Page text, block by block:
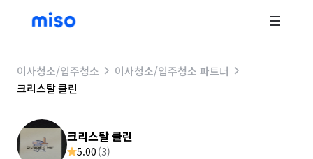
이사청소/입주청소
이사청소/입주청소 파트너
크리스탈 클린
크리스탈 클린
5.00 (3)